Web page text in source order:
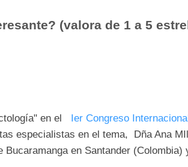
(valora de 1 a 5
en el Ier Congreso
especialistas en el tema, Dña Ana
Bucaramanga en Santander